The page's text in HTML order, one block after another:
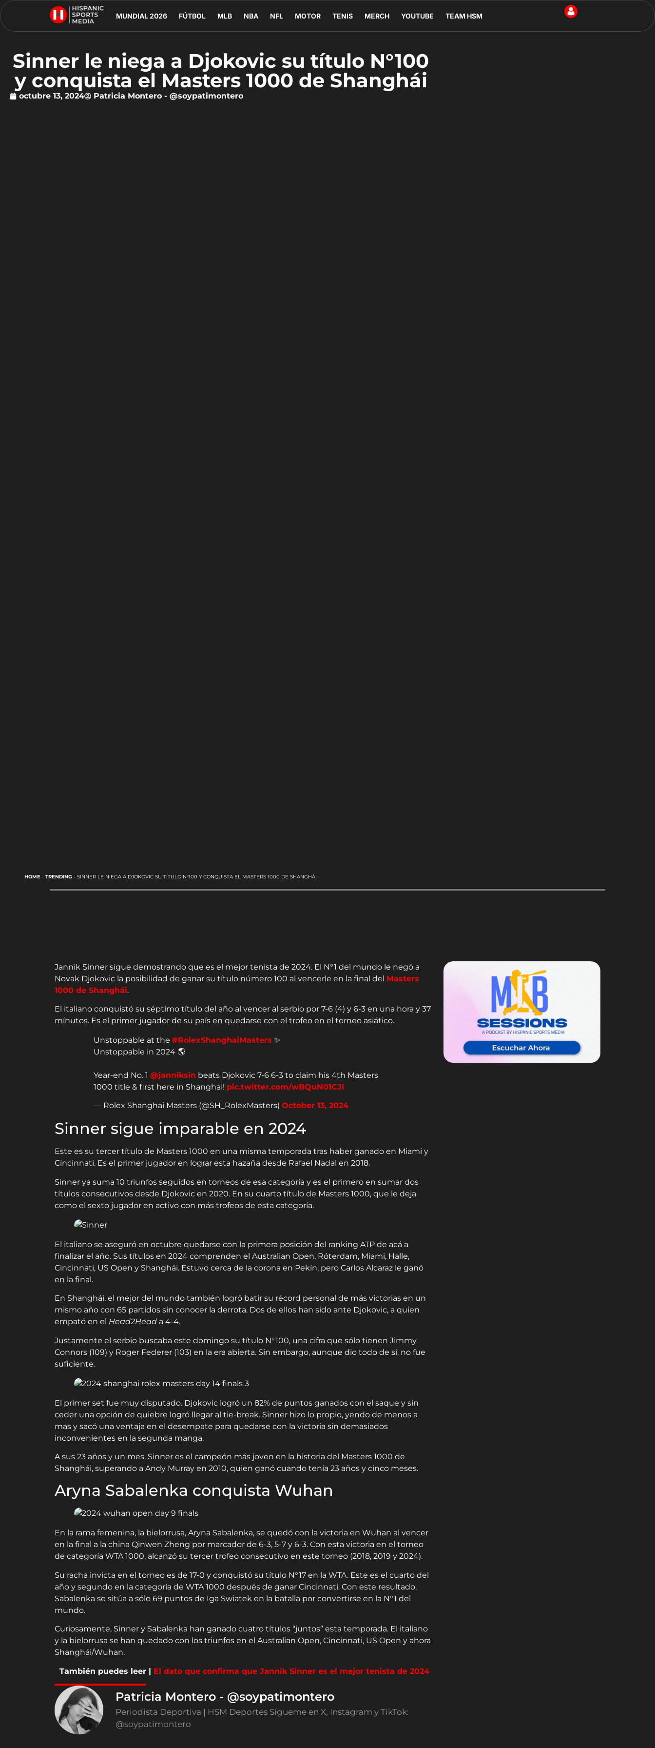
MUNDIAL 2026 FÚTBOL MLB NBA NFL MOTOR TENIS MERCH YOUTUBE TEAM HSM
Sinner le niega a Djokovic su título N°100
y conquista el Masters 1000 de Shanghái
octubre 13, 2024 Patricia Montero - @soypatimontero
HOME- TRENDING - SINNER LE NIEGA A DJOKOVIC SU TÍTULO N°100 Y CONQUISTA EL MASTERS 1000 DE SHANGHÁI
Jannik Sinner sigue demostrando que es el mejor tenista de 2024. El N°1 del mundo le negó a
Novak Djokovic la posibilidad de ganar su título número 100 al vencerle en la final del Masters
1000 de Shanghái.
El italiano conquistó su séptimo título del año al vencer al serbio por 7-6 (4) y 6-3 en una hora y 37
mínutos. Es el primer jugador de su país en quedarse con el trofeo en el torneo asiático.
Unstoppable at the #RolexShanghaiMasters ✨
Unstoppable in 2024 🌎
Year-end No. 1 @janniksin beats Djokovic 7-6 6-3 to claim his 4th Masters
1000 title & first here in Shanghai! pic.twitter.com/wBQuN01CJI
— Rolex Shanghai Masters (@SH_RolexMasters) October 13, 2024
Sinner sigue imparable en 2024
Este es su tercer título de Masters 1000 en una misma temporada tras haber ganado en Miami y
Cincinnati. Es el primer jugador en lograr esta hazaña desde Rafael Nadal en 2018.
Sinner ya suma 10 triunfos seguidos en torneos de esa categoría y es el primero en sumar dos
títulos consecutivos desde Djokovic en 2020. En su cuarto título de Masters 1000, que le deja
como el sexto jugador en activo con más trofeos de esta categoría.
El italiano se aseguró en octubre quedarse con la primera posición del ranking ATP de acá a
finalizar el año. Sus títulos en 2024 comprenden el Australian Open, Róterdam, Miami, Halle,
Cincinnati, US Open y Shanghái. Estuvo cerca de la corona en Pekín, pero Carlos Alcaraz le ganó
en la final.
En Shanghái, el mejor del mundo también logró batir su récord personal de más victorias en un
mismo año con 65 partidos sin conocer la derrota. Dos de ellos han sido ante Djokovic, a quien
empató en el Head2Head a 4-4.
Justamente el serbio buscaba este domingo su título N°100, una cifra que sólo tienen Jimmy
Connors (109) y Roger Federer (103) en la era abierta. Sin embargo, aunque dio todo de sí, no fue
suficiente.
El primer set fue muy disputado. Djokovic logró un 82% de puntos ganados con el saque y sin
ceder una opción de quiebre logró llegar al tie-break. Sinner hizo lo propio, yendo de menos a
mas y sacó una ventaja en el desempate para quedarse con la victoria sin demasiados
inconvenientes en la segunda manga.
A sus 23 años y un mes, Sinner es el campeón más joven en la historia del Masters 1000 de
Shanghái, superando a Andy Murray en 2010, quien ganó cuando tenía 23 años y cinco meses.
Aryna Sabalenka conquista Wuhan
En la rama femenina, la bielorrusa, Aryna Sabalenka, se quedó con la victoria en Wuhan al vencer
en la final a la china Qinwen Zheng por marcador de 6-3, 5-7 y 6-3. Con esta victoria en el torneo
de categoría WTA 1000, alcanzó su tercer trofeo consecutivo en este torneo (2018, 2019 y 2024).
Su racha invicta en el torneo es de 17-0 y conquistó su título N°17 en la WTA. Este es el cuarto del
año y segundo en la categoría de WTA 1000 después de ganar Cincinnati. Con este resultado,
Sabalenka se sitúa a sólo 69 puntos de Iga Swiatek en la batalla por convertirse en la N°1 del
mundo.
Curiosamente, Sinner y Sabalenka han ganado cuatro títulos “juntos” esta temporada. El italiano
y la bielorrusa se han quedado con los triunfos en el Australian Open, Cincinnati, US Open y ahora
Shanghái/Wuhan.
También puedes leer | El dato que confirma que Jannik Sinner es el mejor tenista de 2024
Patricia Montero - @soypatimontero
Periodista Deportiva | HSM Deportes Sígueme en X, Instagram y TikTok:
@soypatimontero